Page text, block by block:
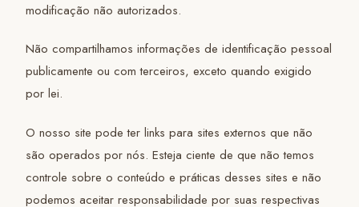
modificação não autorizados.
Não compartilhamos informações de identificação pessoal
publicamente ou com terceiros, exceto quando exigido
por lei.
O nosso site pode ter links para sites externos que não
são operados por nós. Esteja ciente de que não temos
controle sobre o conteúdo e práticas desses sites e não
podemos aceitar responsabilidade por suas respectivas